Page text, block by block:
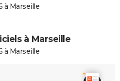
à Marseille
à Marseille
à Marseille